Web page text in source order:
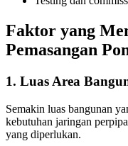
Faktor yang
Pemasangan
1. Luas Area
Semakin luas bangunan
kebutuhan jaringan
yang diperlukan.